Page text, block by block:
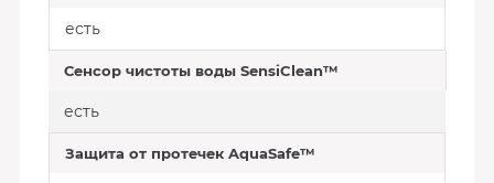
есть
Сенсор чистоты воды SensiClean™
есть
Защита от протечек AquaSafe™